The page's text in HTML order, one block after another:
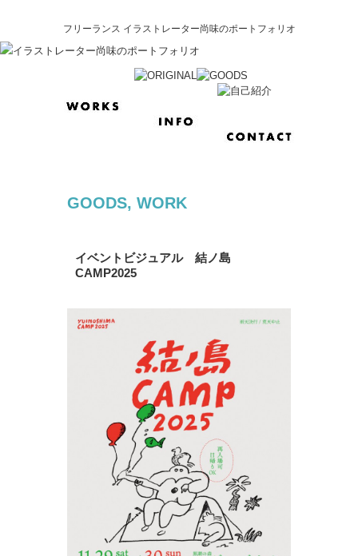
フリーランス イラストレーター尚味のポートフォリオ
GOODS, WORK
イベントビジュアル 結ノ島
CAMP2025